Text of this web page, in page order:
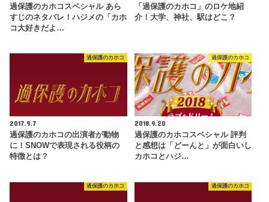
過保護のカホコスペシャル あら
すじのネタバレ！ハジメの「カホ
コ大好きだよ…
「過保護のカホコ」のロケ地紹
介！大学、神社、駅はどこ？
過保護のカホコ
2017.9.7
過保護のカホコの出演者が動物
に！SNOWで表現される役柄の
特徴とは？
過保護のカホコ
2018.9.20
過保護のカホコスペシャル 評判
と感想は「どーんと」が面白いし
カホコとハジ…
過保護のカホコ 過保護のカホコ